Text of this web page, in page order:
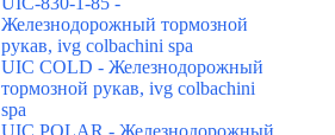
Железнодорожный тормозной
рукав, ivg colbachini spa
UIC COLD - Железнодорожный
тормозной рукав, ivg colbachini
spa